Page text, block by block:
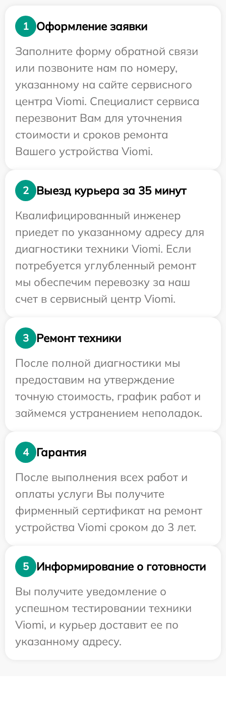
1
Оформление заявки
Заполните форму обратной связи
или позвоните нам по номеру,
указанному на сайте сервисного
центра Viomi. Специалист сервиса
перезвонит Вам для уточнения
стоимости и сроков ремонта
Вашего устройства Viomi.
2
Выезд курьера за 35 минут
Квалифицированный инженер
приедет по указанному адресу для
диагностики техники Viomi. Если
потребуется углубленный ремонт
мы обеспечим перевозку за наш
счет в сервисный центр Viomi.
3
Ремонт техники
После полной диагностики мы
предоставим на утверждение
точную стоимость, график работ и
займемся устранением неполадок.
4
Гарантия
После выполнения всех работ и
оплаты услуги Вы получите
фирменный сертификат на ремонт
устройства Viomi сроком до 3 лет.
5
Информирование о готовности
Вы получите уведомление о
успешном тестировании техники
Viomi, и курьер доставит ее по
указанному адресу.